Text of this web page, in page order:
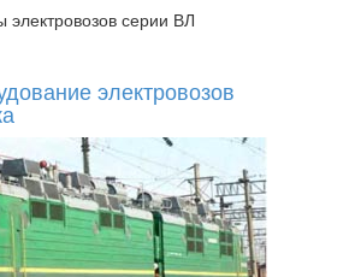
электровозов серии ВЛ
электровозов